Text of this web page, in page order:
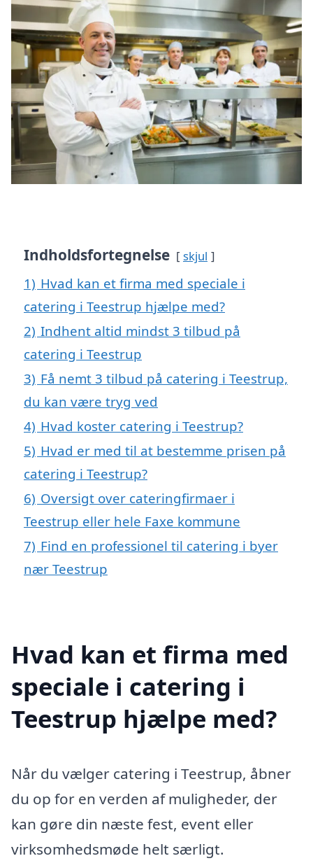
Indholdsfortegnelse skjul
1) Hvad kan et firma med speciale i
catering i Teestrup hjælpe med?
2) Indhent altid mindst 3 tilbud på
catering i Teestrup
3) Få nemt 3 tilbud på catering i Teestrup,
du kan være tryg ved
4) Hvad koster catering i Teestrup?
5) Hvad er med til at bestemme prisen på
catering i Teestrup?
6) Oversigt over cateringfirmaer i
Teestrup eller hele Faxe kommune
7) Find en professionel til catering i byer
nær Teestrup
Hvad kan et firma med
speciale i catering i
Teestrup hjælpe med?
Når du vælger catering i Teestrup, åbner
du op for en verden af muligheder, der
kan gøre din næste fest, event eller
virksomhedsmøde helt særligt.